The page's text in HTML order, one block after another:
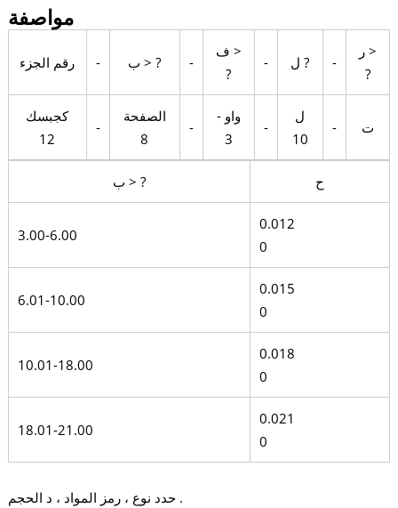
مواصفة
رقم الجزء - ب > ? -
ف >
?
- ل ? -
ر >
?
كجبسك
12
-
الصفحة
8
-
واو -
3
-
ل
10
- ت
ب > ? ح
3.00-6.00
0.012
0
6.01-10.00
0.015
0
10.01-18.00
0.018
0
18.01-21.00
0.021
0
حدد نوع ، رمز المواد ، د الحجم .